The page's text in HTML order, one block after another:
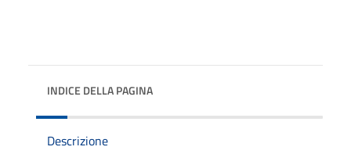
INDICE DELLA PAGINA
Descrizione